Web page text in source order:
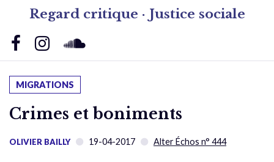
Regard critique · Justice sociale
MIGRATIONS
Crimes et boniments
OLIVIER BAILLY 19-04-2017 Alter Échos n° 444